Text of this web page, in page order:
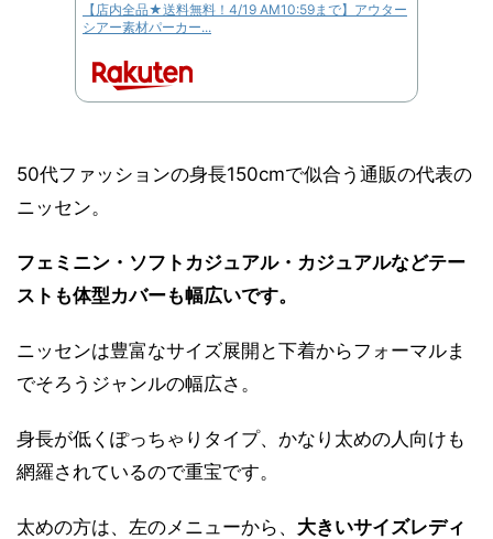
【店内全品★送料無料！4/19 AM10:59まで】アウター
シアー素材パーカー...
50代ファッションの身長150cmで似合う通販の代表の
ニッセン。
フェミニン・ソフトカジュアル・カジュアルなどテー
ストも体型カバーも幅広いです。
ニッセンは豊富なサイズ展開と下着からフォーマルま
でそろうジャンルの幅広さ。
身長が低くぽっちゃりタイプ、かなり太めの人向けも
網羅されているので重宝です。
太めの方は、左のメニューから、 大きいサイズレディ